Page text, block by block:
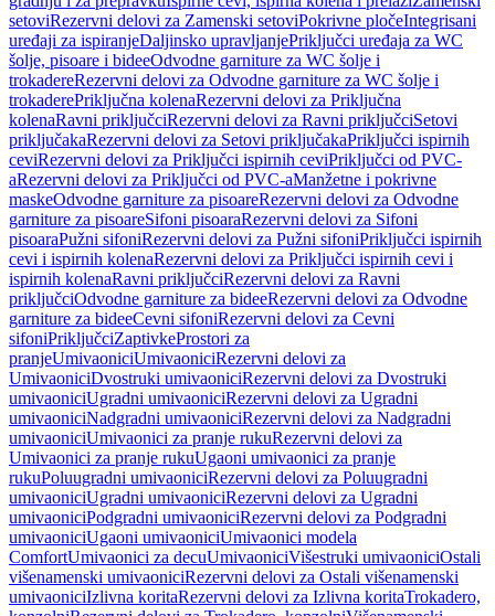
setoviRezervni delovi za Zamenski setoviPokrivne pločeIntegrisani
uređaji za ispiranjeDaljinsko upravljanjePriključci uređaja za WC
šolje, pisoare i bideeOdvodne garniture za WC šolje i
trokadereRezervni delovi za Odvodne garniture za WC šolje i
trokaderePriključna kolenaRezervni delovi za Priključna
kolenaRavni priključciRezervni delovi za Ravni priključciSetovi
priključakaRezervni delovi za Setovi priključakaPriključci ispirnih
ceviRezervni delovi za Priključci ispirnih ceviPriključci od PVC-
aRezervni delovi za Priključci od PVC-aManžetne i pokrivne
maskeOdvodne garniture za pisoareRezervni delovi za Odvodne
garniture za pisoareSifoni pisoaraRezervni delovi za Sifoni
pisoaraPužni sifoniRezervni delovi za Pužni sifoniPriključci ispirnih
cevi i ispirnih kolenaRezervni delovi za Priključci ispirnih cevi i
ispirnih kolenaRavni priključciRezervni delovi za Ravni
priključciOdvodne garniture za bideeRezervni delovi za Odvodne
garniture za bideeCevni sifoniRezervni delovi za Cevni
sifoniPriključciZaptivkeProstori za
pranjeUmivaoniciUmivaoniciRezervni delovi za
UmivaoniciDvostruki umivaoniciRezervni delovi za Dvostruki
umivaoniciUgradni umivaoniciRezervni delovi za Ugradni
umivaoniciNadgradni umivaoniciRezervni delovi za Nadgradni
umivaoniciUmivaonici za pranje rukuRezervni delovi za
Umivaonici za pranje rukuUgaoni umivaonici za pranje
rukuPoluugradni umivaoniciRezervni delovi za Poluugradni
umivaoniciUgradni umivaoniciRezervni delovi za Ugradni
umivaoniciPodgradni umivaoniciRezervni delovi za Podgradni
umivaoniciUgaoni umivaoniciUmivaonici modela
ComfortUmivaonici za decuUmivaoniciVišestruki umivaoniciOstali
višenamenski umivaoniciRezervni delovi za Ostali višenamenski
umivaoniciIzlivna koritaRezervni delovi za Izlivna koritaTrokadero,